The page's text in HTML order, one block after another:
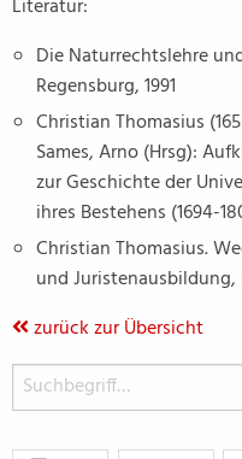
Literatur:
Die Naturrechtslehre
Regensburg, 1991
Christian Thomasius
Sames, Arno (Hrsg):
zur Geschichte der
ihres Bestehens (1694-
Christian Thomasius.
und Juristenausbildung,
zurück zur Übersicht